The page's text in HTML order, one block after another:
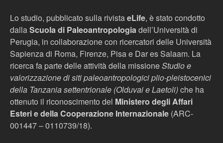
Lo studio, pubblicato sulla rivistaeLife, è stato condotto
dallaScuola di Paleoantropologiadell’Università di
Perugia, in collaborazione con ricercatori delle Università
Sapienza di Roma, Firenze, Pisa e Dar es Salaam. La
ricerca fa parte delle attività della missioneStudio e
valorizzazione di siti paleoantropologici plio-pleistocenici
della Tanzania settentrionale (Olduvai e Laetoli)che ha
ottenuto il riconoscimento del Ministero degli Affari
Esteri e della Cooperazione Internazionale (ARC-
001447 – 0110739/18).